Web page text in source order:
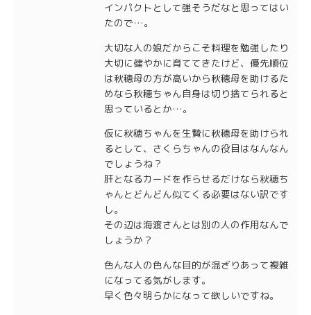
インパクトとして強そうだなと思ってはい
たので…。
大切な人の娘だからこそ料理を勉強したり
大切に健やかに育ててきたけど、優先順位
は秋穂母の方が高いから秋穂母を助けるた
めなら秋穂ちゃん自身は切り捨てられると
思っているとか…。
仮に秋穂ちゃんを生贄に秋穂母を助けられ
るとして、さくらちゃんの役目はなんなん
でしょうね？
肝となるカードを作らせるだけなら秋穂ち
ゃんとどんどん似てくる必要はない訳です
し。
その辺は海渡さんとは別の人の作用なんで
しょうか？
色んな人の色んな目的が混ざりあって複雑
になってる気がします。
早く色々明らかになって欲しいですね。